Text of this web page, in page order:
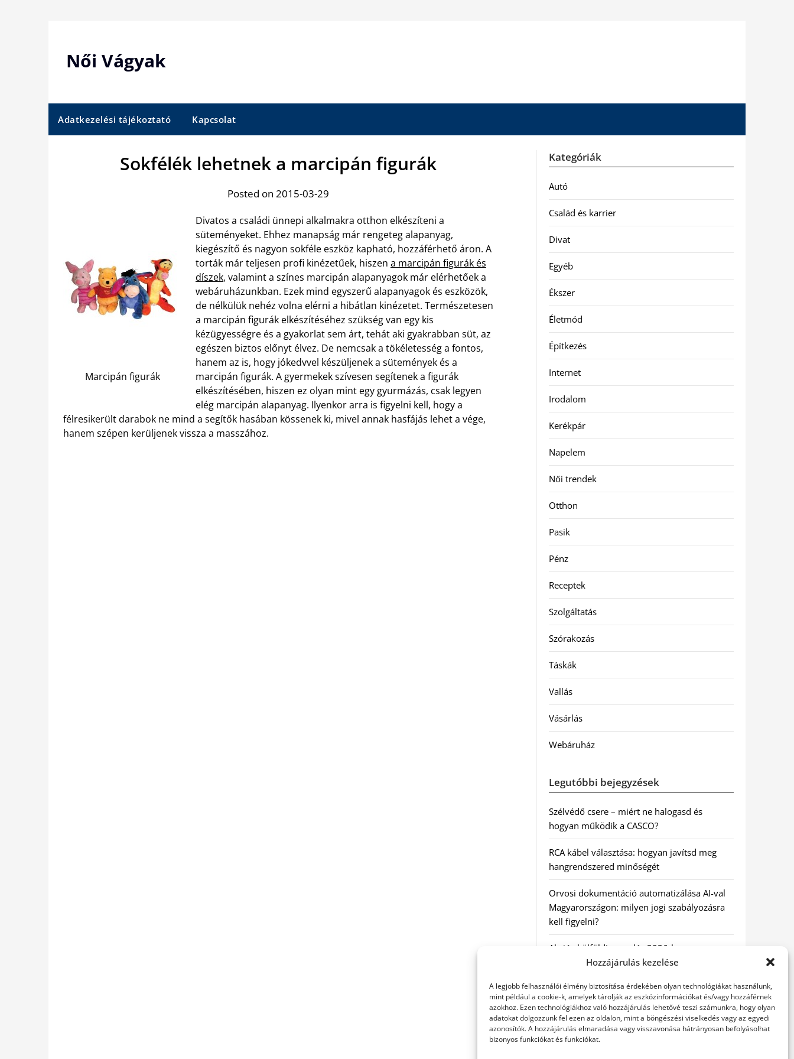
Hozzájárulás kezelése
A legjobb felhasználói élmény biztosítása érdekében olyan technológiákat használunk,
mint például a cookie-k, amelyek tárolják az eszközinformációkat és/vagy hozzáférnek
azokhoz. Ezen technológiákhoz való hozzájárulás lehetővé teszi számunkra, hogy olyan
adatokat dolgozzunk fel ezen az oldalon, mint a böngészési viselkedés vagy az egyedi
azonosítók. A hozzájárulás elmaradása vagy visszavonása hátrányosan befolyásolhat
bizonyos funkciókat és funkciókat.
Női Vágyak
Adatkezelési tájékoztató Kapcsolat
Sokfélék lehetnek a marcipán figurák
Posted on 2015-03-29
Marcipán figurák
Divatos a családi ünnepi alkalmakra otthon elkészíteni a
süteményeket. Ehhez manapság már rengeteg alapanyag,
kiegészítő és nagyon sokféle eszköz kapható, hozzáférhető áron. A
torták már teljesen profi kinézetűek, hiszen a marcipán figurák és
díszek, valamint a színes marcipán alapanyagok már elérhetőek a
webáruházunkban. Ezek mind egyszerű alapanyagok és eszközök,
de nélkülük nehéz volna elérni a hibátlan kinézetet. Természetesen
a marcipán figurák elkészítéséhez szükség van egy kis
kézügyességre és a gyakorlat sem árt, tehát aki gyakrabban süt, az
egészen biztos előnyt élvez. De nemcsak a tökéletesség a fontos,
hanem az is, hogy jókedvvel készüljenek a sütemények és a
marcipán figurák. A gyermekek szívesen segítenek a figurák
elkészítésében, hiszen ez olyan mint egy gyurmázás, csak legyen
elég marcipán alapanyag. Ilyenkor arra is figyelni kell, hogy a
félresikerült darabok ne mind a segítők hasában kössenek ki, mivel annak hasfájás lehet a vége,
hanem szépen kerüljenek vissza a masszához.
Kategóriák
Autó
Család és karrier
Divat
Egyéb
Ékszer
Életmód
Építkezés
Internet
Irodalom
Kerékpár
Napelem
Női trendek
Otthon
Pasik
Pénz
Receptek
Szolgáltatás
Szórakozás
Táskák
Vallás
Vásárlás
Webáruház
Legutóbbi bejegyzések
Szélvédő csere – miért ne halogasd és
hogyan működik a CASCO?
RCA kábel választása: hogyan javítsd meg
hangrendszered minőségét
Orvosi dokumentáció automatizálása AI-val
Magyarországon: milyen jogi szabályozásra
kell figyelni?
Akciós külföldi nyaralás 2026-ban
előfoglalással: mit ellenőrizz az ár mellett?
A Kassai Irodaház modern munkakörnyezetet
biztosít
KERESÉS: